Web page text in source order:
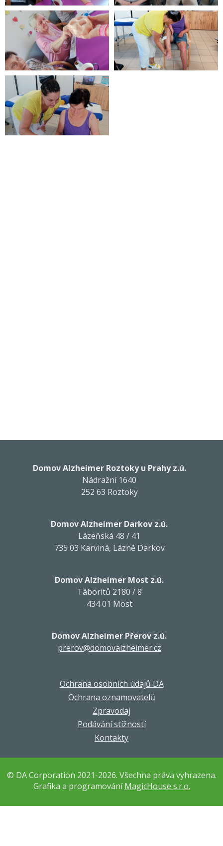
Domov Alzheimer Roztoky u Prahy z.ú.
Nádražní 1640
252 63 Roztoky
Domov Alzheimer Darkov z.ú.
Lázeňská 48 / 41
735 03 Karviná, Lázně Darkov
Domov Alzheimer Most z.ú.
Táboritů 2180 / 8
434 01 Most
Domov Alzheimer Přerov z.ú.
prerov@domovalzheimer.cz
Ochrana osobních údajů DA
Ochrana oznamovatelů
Zpravodaj
Podávání stížností
Kontakty
© DA Corporation 2021-2026. Všechna práva vyhrazena.
Grafika a programováníMagicHouse s.r.o.